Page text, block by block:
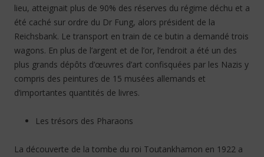
lieu, atteignait plus de 90% des réserves du régime déchu et a
été caché sur ordre du Dr Fung, alors président de la
Reichsbank. Le transport en train de ce butin a demandé trois
wagons. En plus de l’argent et de l’or, l’endroit a été un des
plus grands dépôts d’œuvres d’art confisquées par les Nazis y
compris des peintures de 15 musées allemands et
d’importantes quantités de livres.
Les trésors des Pharaons
La découverte de la tombe du roi Toutankhamon en 1922 a